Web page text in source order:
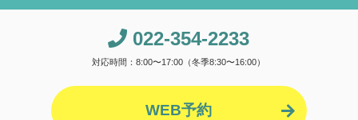
022-354-2233
対応時間：8:00〜17:00（冬季8:30〜16:00）
WEB予約